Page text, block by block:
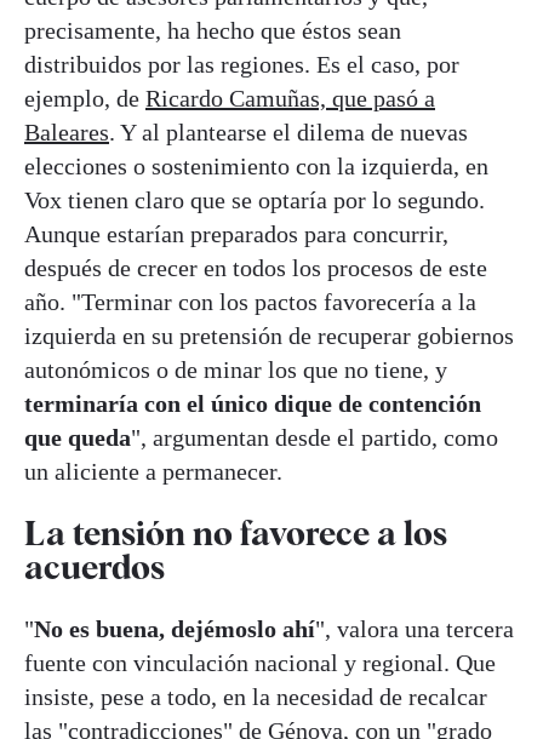
precisamente, ha hecho que éstos sean
distribuidos por las regiones. Es el caso, por
ejemplo, de Ricardo Camuñas, que pasó a
Baleares. Y al plantearse el dilema de nuevas
elecciones o sostenimiento con la izquierda, en
Vox tienen claro que se optaría por lo segundo.
Aunque estarían preparados para concurrir,
después de crecer en todos los procesos de este
año. "Terminar con los pactos favorecería a la
izquierda en su pretensión de recuperar gobiernos
autonómicos o de minar los que no tiene, y
terminaría con el único dique de contención
que queda", argumentan desde el partido, como
un aliciente a permanecer.
La tensión no favorece a los
acuerdos
"No es buena, dejémoslo ahí", valora una tercera
fuente con vinculación nacional y regional. Que
insiste, pese a todo, en la necesidad de recalcar
las "contradicciones" de Génova, con un "grado